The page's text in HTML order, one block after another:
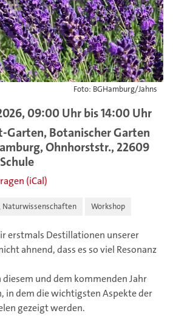
Foto: BGHamburg/Jahns
09:00 Uhr bis 14:00 Uhr
Garten, Botanischer Garten
Ohnhorststr., 22609
(iCal)
Workshop
erstmals Destillationen unserer
ahnend, dass es so viel Resonanz
und dem kommenden Jahr
in dem die wichtigsten Aspekte der
gezeigt werden.